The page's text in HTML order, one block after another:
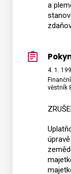
a
4. 1.
věstník